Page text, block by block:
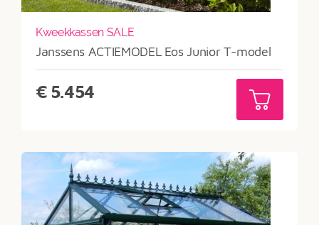
Kweekkassen SALE
Janssens ACTIEMODEL Eos Junior T-model
€ 5.454